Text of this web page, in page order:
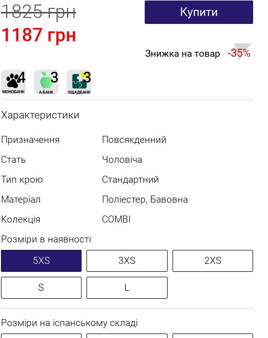
1825 грн
1187 грн
Купити
Знижка на товар -35%
Характеристики
Призначення
Повсякденний
Стать
Чоловіча
Тип крою
Стандартний
Матеріал
Поліестер, Бавовна
Колекція
COMBI
Розміри в наявності
5XS
3XS 2XS
S L
Розміри на іспанському складі